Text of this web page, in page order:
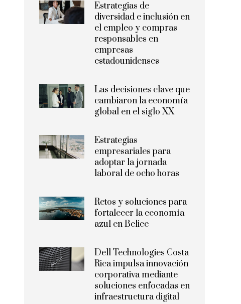
Estrategias de
diversidad e inclusión en
el empleo y compras
responsables en
empresas
estadounidenses
Las decisiones clave que
cambiaron la economía
global en el siglo XX
Estrategias
empresariales para
adoptar la jornada
laboral de ocho horas
Retos y soluciones para
fortalecer la economía
azul en Belice
Dell Technologies Costa
Rica impulsa innovación
corporativa mediante
soluciones enfocadas en
infraestructura digital